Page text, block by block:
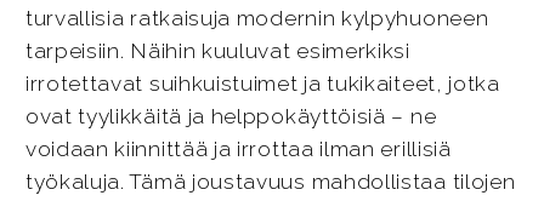
turvallisia ratkaisuja modernin kylpyhuoneen
tarpeisiin. Näihin kuuluvat esimerkiksi
irrotettavat suihkuistuimet ja tukikaiteet, jotka
ovat tyylikkäitä ja helppokäyttöisiä – ne
voidaan kiinnittää ja irrottaa ilman erillisiä
työkaluja. Tämä joustavuus mahdollistaa tilojen